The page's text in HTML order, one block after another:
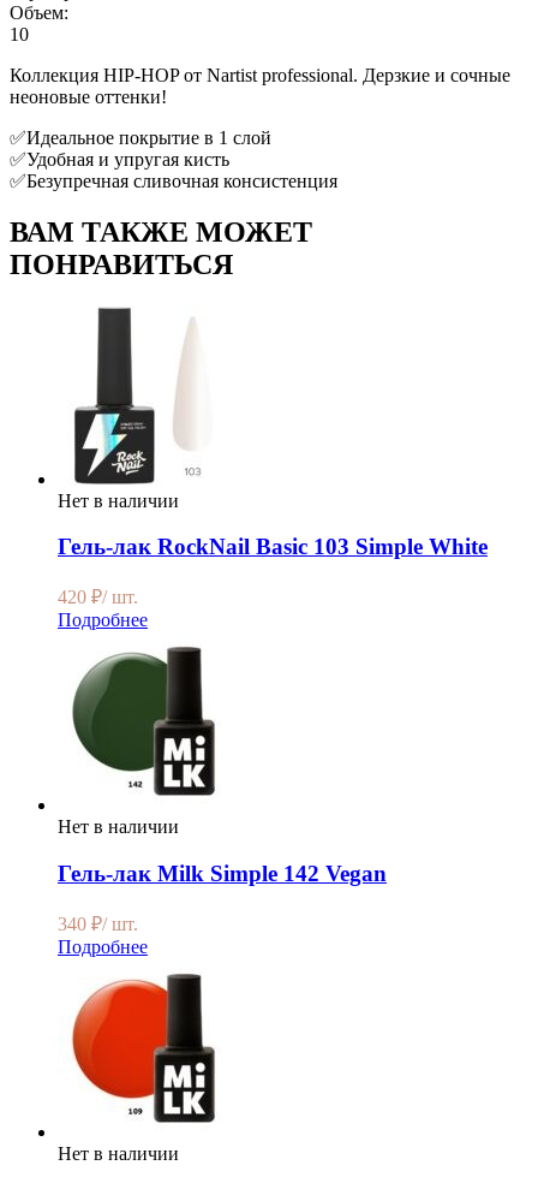
Объем:
10
Коллекция HIP-HOP от Nartist professional. Дерзкие и сочные
неоновые оттенки!
✅Идеальное покрытие в 1 слой
✅Удобная и упругая кисть
✅Безупречная сливочная консистенция
ВАМ ТАКЖЕ МОЖЕТ
ПОНРАВИТЬСЯ
Нет в наличии
Гель-лак RockNail Basic 103 Simple White
420 ₽/ шт.
Подробнее
Нет в наличии
Гель-лак Milk Simple 142 Vegan
340 ₽/ шт.
Подробнее
Нет в наличии